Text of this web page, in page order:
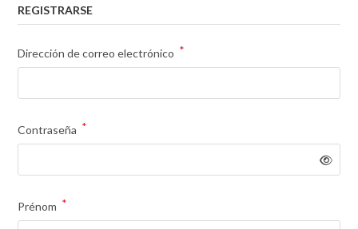
REGISTRARSE
Dirección de correo electrónico *
Contraseña *
Prénom *